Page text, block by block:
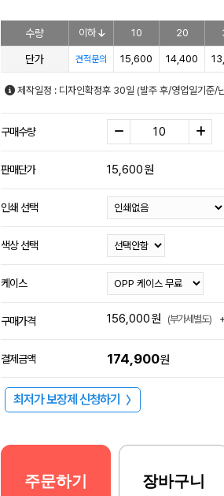
수량 이하 10 20
단가 견적문의 15,600 14,400
제작일정 : 디자인확정후 30일 (발주 후/영업일기준/
구매수량
판매단가 15,600원
인쇄 선택
색상 선택
케이스
구매가격 156,000원 (부가세별도)
결제금액 174,900원
최저가 보장제 신청하기 〉
주문하기 장바구니